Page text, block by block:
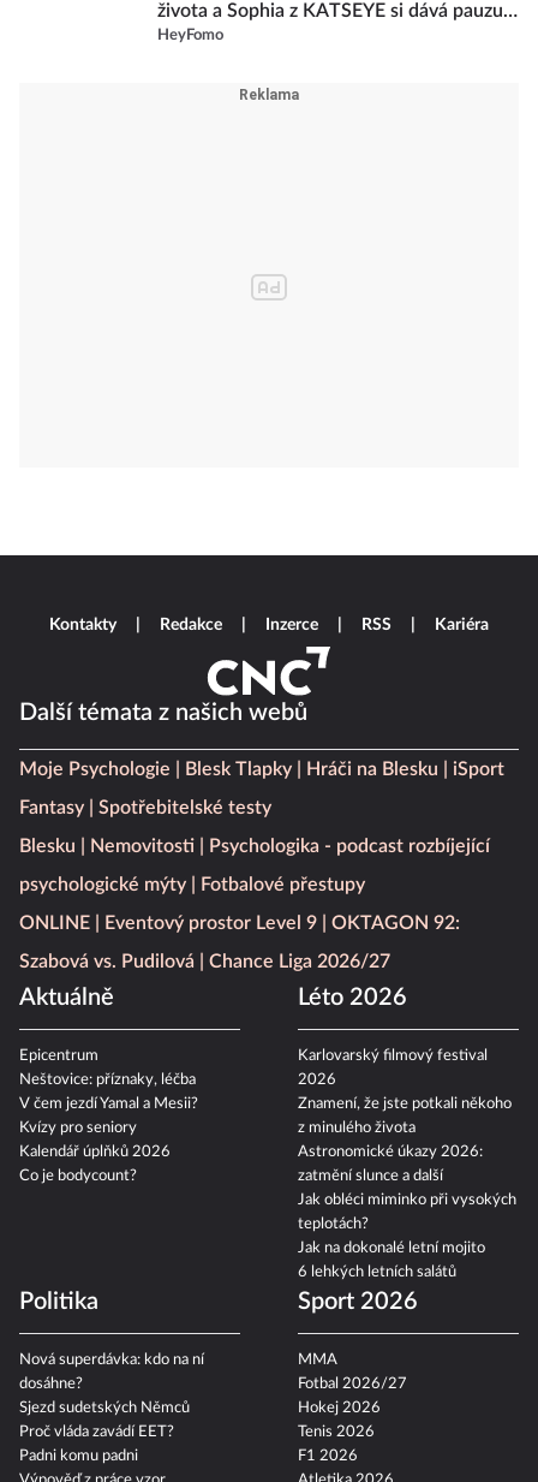
života a Sophia z KATSEYE si dává pauzu
od skupiny
HeyFomo
Další témata z našich webů
Moje Psychologie Blesk Tlapky Hráči na Blesku
iSport
Fantasy
Spotřebitelské testy
Blesku
Nemovitosti
Psychologika - podcast rozbíjející
psychologické mýty
Fotbalové přestupy
ONLINE
Eventový prostor Level 9
OKTAGON 92:
Szabová vs. Pudilová
Chance Liga 2026/27
Aktuálně
Epicentrum
Neštovice: příznaky, léčba
V čem jezdí Yamal a Mesii?
Kvízy pro seniory
Kalendář úplňků 2026
Co je bodycount?
Léto 2026
Karlovarský filmový festival
2026
Znamení, že jste potkali někoho
z minulého života
Astronomické úkazy 2026:
zatmění slunce a další
Jak obléci miminko při vysokých
teplotách?
Jak na dokonalé letní mojito
6 lehkých letních salátů
Politika
Nová superdávka: kdo na ní
dosáhne?
Sjezd sudetských Němců
Proč vláda zavádí EET?
Padni komu padni
Sport 2026
MMA
Fotbal 2026/27
Hokej 2026
Tenis 2026
F1 2026
Kontakty Redakce Inzerce RSS Kariéra